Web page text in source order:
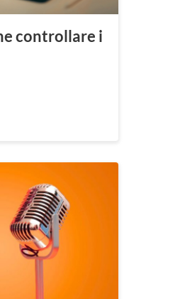
controllare i